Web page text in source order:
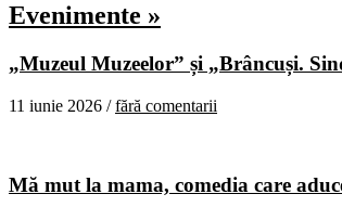
Evenimente »
„Muzeul Muzeelor” și „Brâncuși.
11 iunie 2026 /fără comentarii
Mă mut la mama, comedia care